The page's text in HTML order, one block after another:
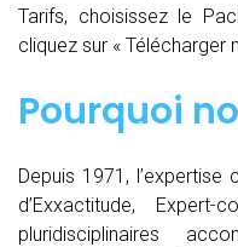
Tarifs, choisissez le
cliquez sur « Télécharger
Pourquoi
Depuis 1971,
d’Exxactitude,
pluridisciplinaires